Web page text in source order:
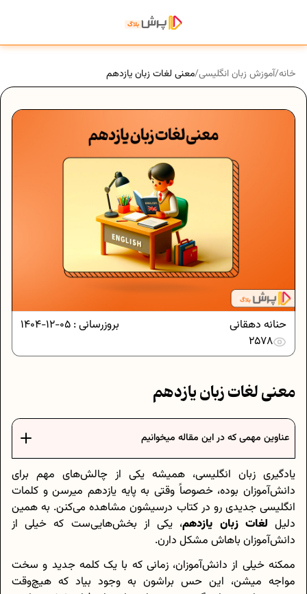
خانه/آموزش زبان انگلیسی/معنی لغات زبان یازدهم
بروزرسانی : 05-12-1404
حنانه دهقانی
2578
معنی لغات زبان یازدهم
عناوین مهمی که در این مقاله میخوانیم
یادگیری زبان انگلیسی، همیشه یکی از چالش‌های مهم برای
دانش‌آموزان بوده، خصوصاً وقتی به پایه یازدهم میرسن و کلمات
انگلیسی جدیدی رو در کتاب درسیشون مشاهده می‌کنن. به همین
دلیل لغات زبان یازدهم، یکی از بخش‌هایی‌ست که خیلی از
دانش‌آموزان باهاش مشکل دارن.
ممکنه خیلی از دانش‌آموزان، زمانی که با یک کلمه جدید و سخت
مواجه میشن، این حس براشون به وجود بیاد که هیچ‌وقت